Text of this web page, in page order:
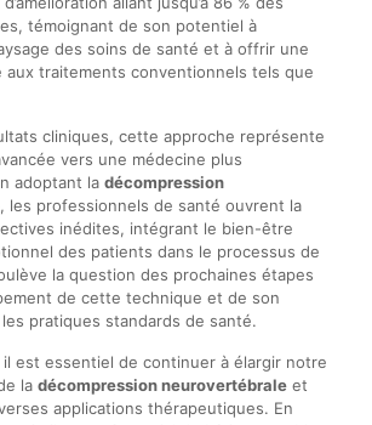
témoignant de son potentiel à
des soins de santé et à offrir une
aux traitements conventionnels tels que
cliniques, cette approche représente
vers une médecine plus
adoptant la décompression
, les professionnels de santé ouvrent la
inédites, intégrant le bien-être
des patients dans le processus de
la question des prochaines étapes
de cette technique et de son
pratiques standards de santé.
est essentiel de continuer à élargir notre
la décompression neurovertébraleet
applications thérapeutiques. En